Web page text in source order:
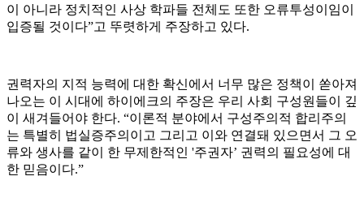
이 아니라 정치적인 사상 학파들 전체도 또한 오류투성이임이
입증될 것이다”고 뚜렷하게 주장하고 있다.
권력자의 지적 능력에 대한 확신에서 너무 많은 정책이 쏟아져
나오는 이 시대에 하이에크의 주장은 우리 사회 구성원들이 깊
이 새겨들어야 한다. “이론적 분야에서 구성주의적 합리주의
는 특별히 법실증주의이고 그리고 이와 연결돼 있으면서 그 오
류와 생사를 같이 한 무제한적인 '주권자’ 권력의 필요성에 대
한 믿음이다.”